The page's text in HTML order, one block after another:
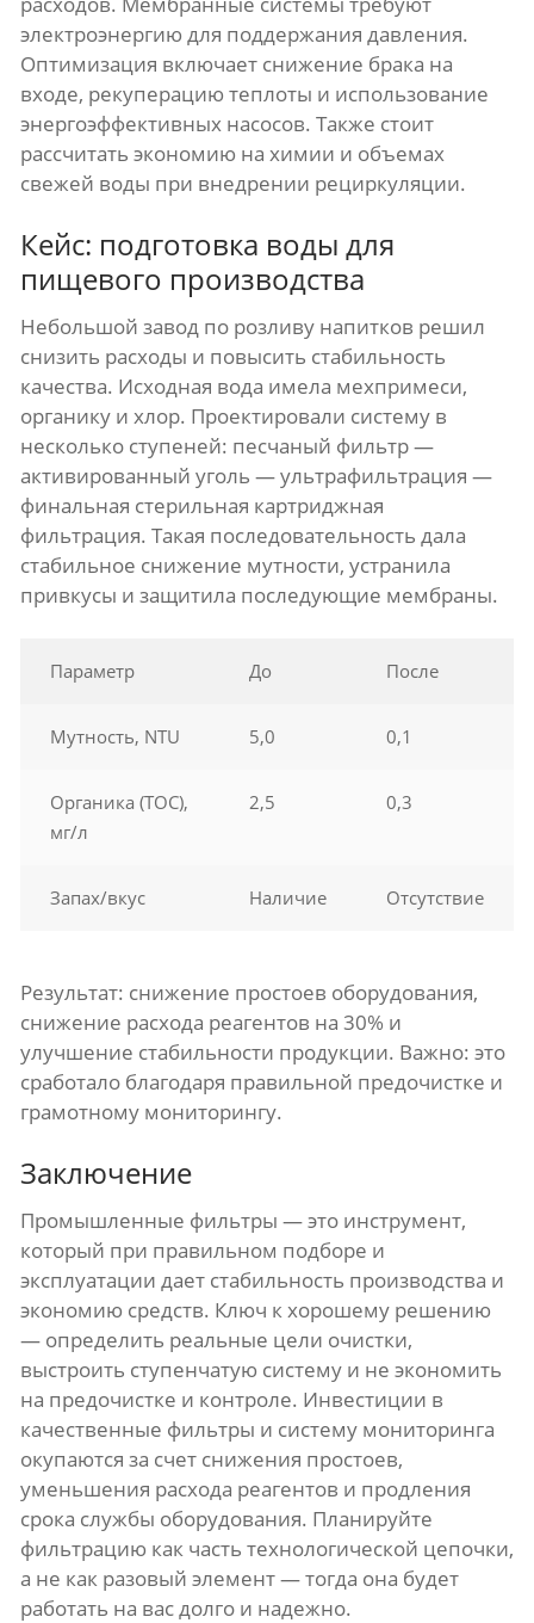
электроэнергию для поддержания давления.
Оптимизация включает снижение брака на
входе, рекуперацию теплоты и использование
энергоэффективных насосов. Также стоит
рассчитать экономию на химии и объемах
свежей воды при внедрении рециркуляции.
Кейс: подготовка воды для
пищевого производства
Небольшой завод по розливу напитков решил
снизить расходы и повысить стабильность
качества. Исходная вода имела мехпримеси,
органику и хлор. Проектировали систему в
несколько ступеней: песчаный фильтр —
активированный уголь — ультрафильтрация —
финальная стерильная картриджная
фильтрация. Такая последовательность дала
стабильное снижение мутности, устранила
привкусы и защитила последующие мембраны.
Параметр До После
Мутность, NTU 5,0 0,1
Органика (TOC),
мг/л
2,5 0,3
Запах/вкус Наличие Отсутствие
Результат: снижение простоев оборудования,
снижение расхода реагентов на 30% и
улучшение стабильности продукции. Важно: это
сработало благодаря правильной предочистке и
грамотному мониторингу.
Заключение
Промышленные фильтры — это инструмент,
который при правильном подборе и
эксплуатации дает стабильность производства и
экономию средств. Ключ к хорошему решению
— определить реальные цели очистки,
выстроить ступенчатую систему и не экономить
на предочистке и контроле. Инвестиции в
качественные фильтры и систему мониторинга
окупаются за счет снижения простоев,
уменьшения расхода реагентов и продления
срока службы оборудования. Планируйте
фильтрацию как часть технологической цепочки,
а не как разовый элемент — тогда она будет
работать на вас долго и надежно.